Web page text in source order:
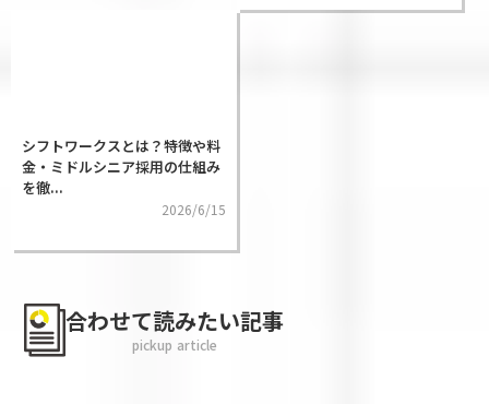
シフトワークスとは？特徴や料
金・ミドルシニア採用の仕組み
を徹...
2026/6/15
合わせて読みたい記事
pickup article